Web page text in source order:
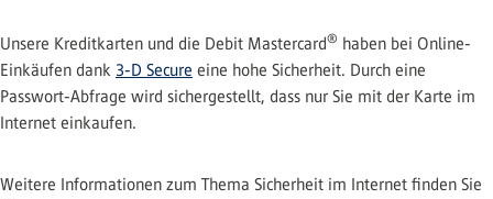
Unsere Kreditkarten und die Debit Mastercard® haben bei Online-
Einkäufen dank 3-D Secure eine hohe Sicherheit. Durch eine
Passwort-Abfrage wird sichergestellt, dass nur Sie mit der Karte im
Internet einkaufen.
Weitere Informationen zum Thema Sicherheit im Internet finden Sie